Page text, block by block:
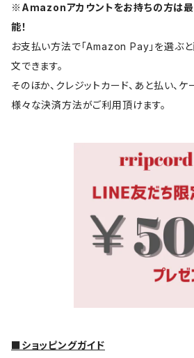
※Amazonアカウントをお持ちの方は最
能！
お支払い方法で「Amazon Pay」を選ぶ
文できます。
そのほか、クレジットカード、あと払い、
様々な決済方法がご利用頂けます。
■ショッピングガイド